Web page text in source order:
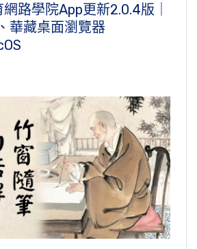
路學院App更新2.0.4版｜
華藏桌面瀏覽器